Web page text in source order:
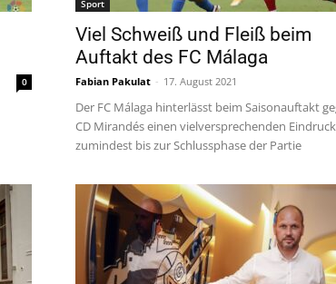
0
Sport
Viel Schweiß und Fleiß beim
Auftakt des FC Málaga
Fabian Pakulat - 17. August 2021
Der FC Málaga hinterlässt beim Saisonauftakt
CD Mirandés einen vielversprechenden
zumindest bis zur Schlussphase der Partie